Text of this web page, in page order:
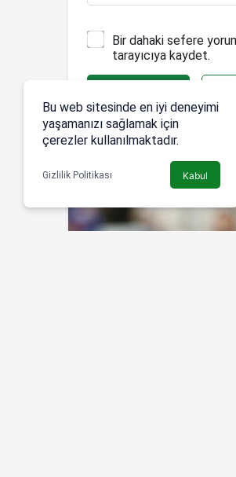
Bir dahaki sefere
tarayıcıya kaydet.
Bu web sitesinde en iyi deneyimi
yaşamanızı sağlamak için
çerezler kullanılmaktadır.
Gizlilik Politikası Kabul